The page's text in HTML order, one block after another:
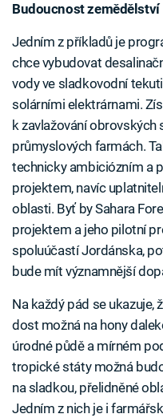
Budoucnost zemědělství
Jedním z příkladů je
chce vybudovat
vody ve sladkovodní
solárními elektrárnami.
k zavlažování obrovských
průmyslových farmách.
technicky ambiciózním a
projektem, navíc
oblasti. Byť by Sahara
projektem a jeho pilotní
spoluúčastí Jordánska,
bude mít významnější
Na každý pád se
dost možná na hony
úrodné půdě a mírném
tropické státy možná
na sladkou, přelidněné
Jedním z nich je i